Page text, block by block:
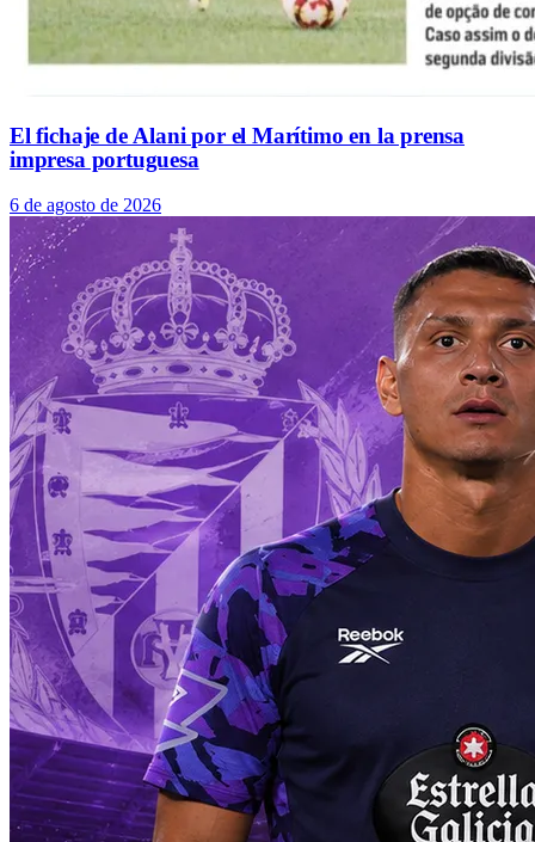
El fichaje de Alani por el Marítimo en la prensa
impresa portuguesa
6 de agosto de 2026